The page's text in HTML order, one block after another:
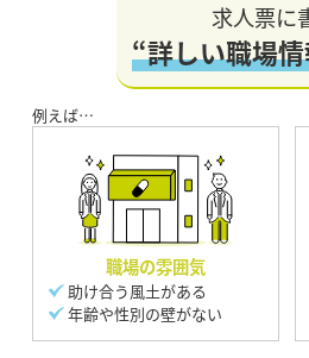
求人票に
“詳しい職場
職場の雰囲気
助け合う風土がある
年齢や性別の壁がない